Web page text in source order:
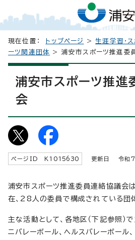
現在位置： トップページ >生涯学習・
ーツ関連団体 > 浦安市スポーツ推進委
浦安市スポーツ推進
会
ページID K 1015630 更新日 令和7
浦安市スポーツ推進委員連絡協議会
在、28人の委員で構成されている団
主な活動として、各地区（下記参照）
ニバレーボール、ヘルスバレーボール